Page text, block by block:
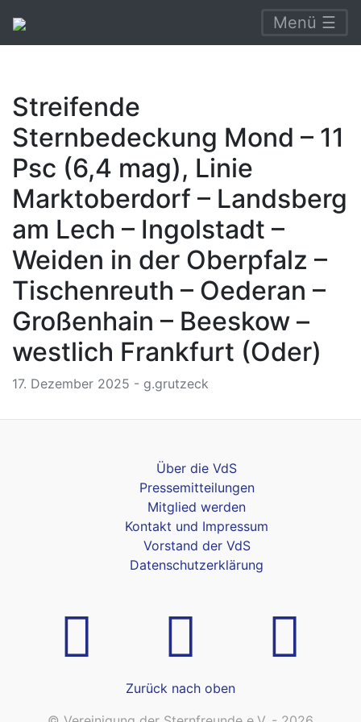
Menü ☰
Streifende
Sternbedeckung Mond – 11
Psc (6,4 mag), Linie
Marktoberdorf – Landsberg
am Lech – Ingolstadt –
Weiden in der Oberpfalz –
Tischenreuth – Oederan –
Großenhain – Beeskow –
westlich Frankfurt (Oder)
17. Dezember 2025 - g.grutzeck
Über die VdS
Pressemitteilungen
Mitglied werden
Kontakt und Impressum
Vorstand der VdS
Datenschutzerklärung
Zurück nach oben